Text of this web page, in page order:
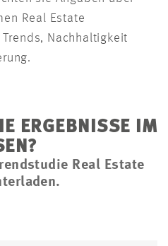
Real Estate
Nachhaltigkeit
ERGEBNISSE IM
Real Estate